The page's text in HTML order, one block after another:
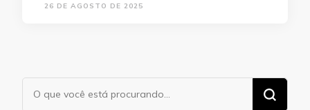
26 DE AGOSTO DE 2025
Procurando